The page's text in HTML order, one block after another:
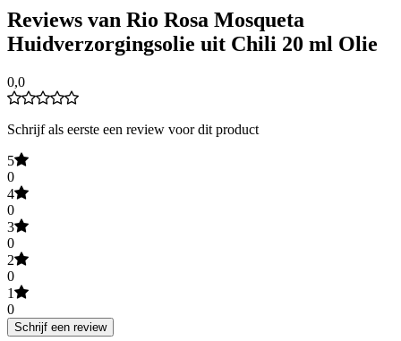
Reviews van Rio Rosa Mosqueta
Huidverzorgingsolie uit Chili 20 ml Olie
0,0
Schrijf als eerste een review voor dit product
5
0
4
0
3
0
2
0
1
0
Schrijf een review